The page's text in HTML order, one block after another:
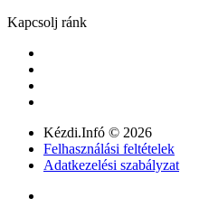
Kapcsolj ránk
Kézdi.Infó © 2026
Felhasználási feltételek
Adatkezelési szabályzat